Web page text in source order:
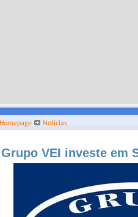
Homepage Notícias
Grupo VEI investe em